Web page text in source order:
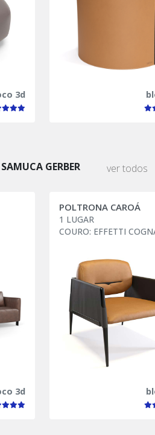
3d
SAMUCA GERBER ver todos
3d
POLTRONA CAROÁ
1 LUGAR
COURO: EFFETTI